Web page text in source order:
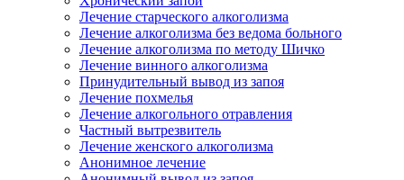
Лечение старческого алкоголизма
Лечение алкоголизма без ведома больного
Лечение алкоголизма по методу Шичко
Лечение винного алкоголизма
Принудительный вывод из запоя
Лечение похмелья
Лечение алкогольного отравления
Частный вытрезвитель
Лечение женского алкоголизма
Анонимное лечение